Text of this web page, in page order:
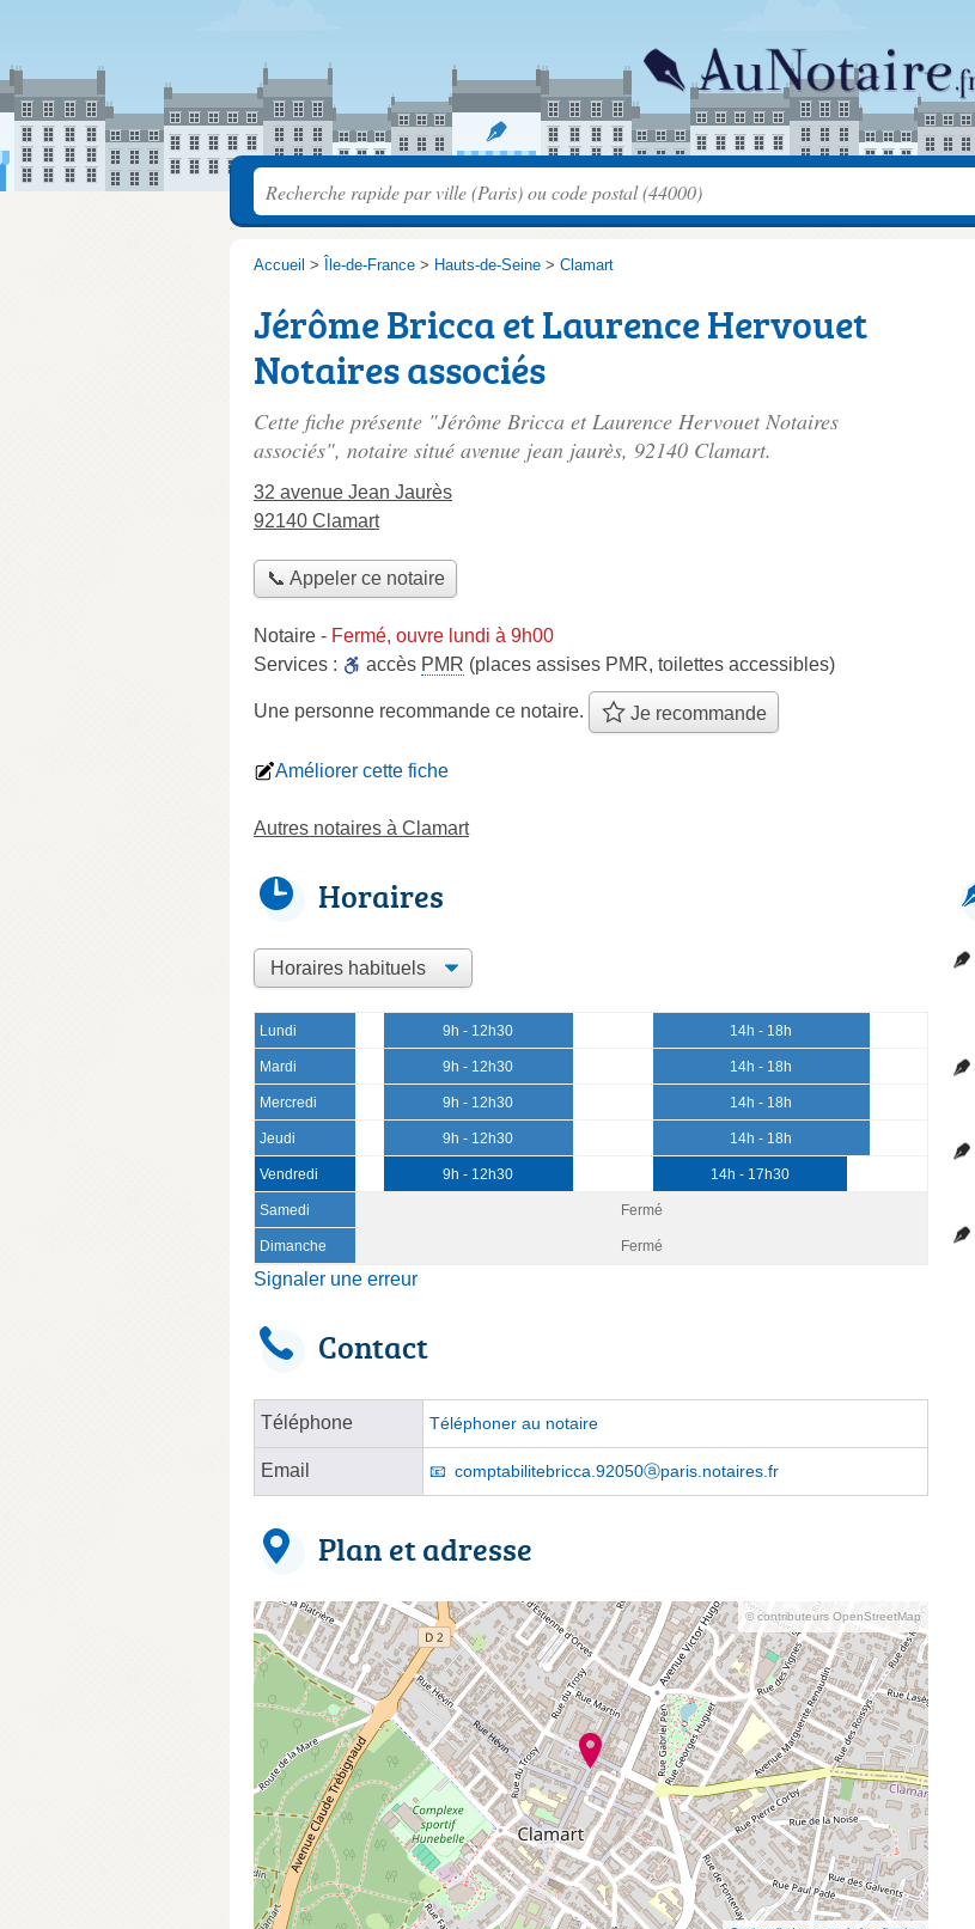
Accueil > Île-de-France > Hauts-de-Seine > Clamart
Jérôme Bricca et Laurence Hervouet
Notaires associés
Cette fiche présente "Jérôme Bricca et Laurence Hervouet Notaires
associés", notaire situé avenue jean jaurès, 92140 Clamart.
32 avenue Jean Jaurès
92140 Clamart
📞 Appeler ce notaire
Notaire - Fermé, ouvre lundi à 9h00
Services :
accès PMR (places assises PMR, toilettes accessibles)
Une personne recommande ce notaire. Je recommande
Améliorer cette fiche
Autres notaires à Clamart
Horaires
Lundi 9h - 12h30 14h - 18h
Mardi 9h - 12h30 14h - 18h
Mercredi 9h - 12h30 14h - 18h
Jeudi 9h - 12h30 14h - 18h
Vendredi 9h - 12h30 14h - 17h30
Samedi Fermé
Dimanche Fermé
Signaler une erreur
Contact
Téléphone Téléphoner au notaire
Email comptabilitebricca.92050ⓐparis.notaires.fr
Plan et adresse
© contributeurs OpenStreetMap